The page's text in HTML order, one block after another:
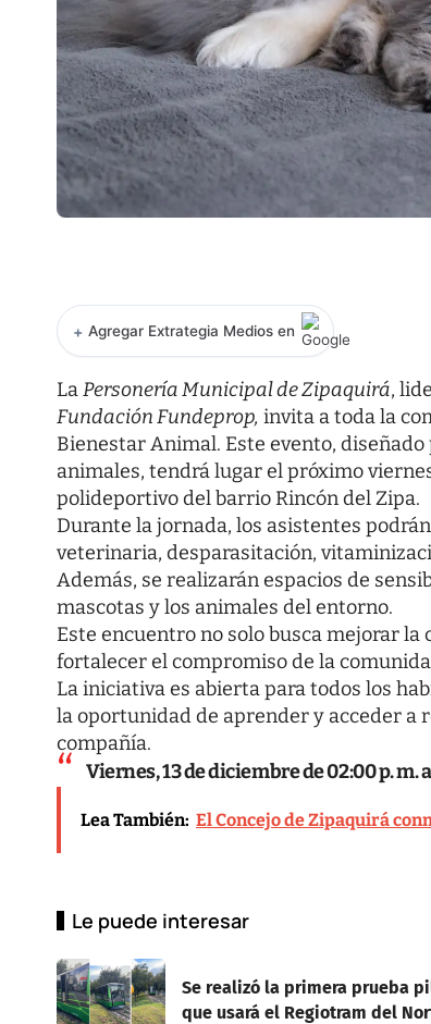
+ Agregar Extrategia Medios en
LaPersonería Municipal de Zipaquirá,
Fundación Fundeprop, invita a toda la
Bienestar Animal. Este evento,
animales, tendrá lugar el próximo
polideportivo del barrio Rincón del Zipa.
Durante la jornada, los asistentes
veterinaria, desparasitación,
Además, se realizarán espacios de
mascotas y los animales del entorno.
Este encuentro no solo busca mejorar
fortalecer el compromiso de la
La iniciativa es abierta para todos los
la oportunidad de aprender y acceder a
compañía.
Viernes, 13 de diciembre de 02:00 p.
Lea También: El Concejo de Zipaquirá
Le puede interesar
Se realizó la primera prueba
que usará el Regiotram del